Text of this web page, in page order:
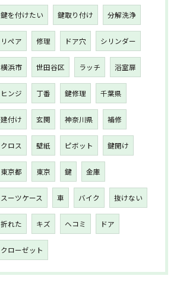
鍵を付けたい 鍵取り付け 分解洗浄
リペア 修理 ドア穴 シリンダー
横浜市 世田谷区 ラッチ 浴室扉
ヒンジ 丁番 鍵修理 千葉県
建付け 玄関 神奈川県 補修
クロス 壁紙 ピボット 鍵開け
東京都 東京 鍵 金庫
スーツケース 車 バイク 抜けない
折れた キズ ヘコミ ドア
クローゼット